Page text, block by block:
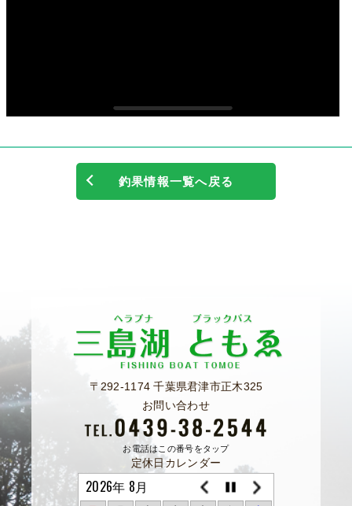
釣果情報一覧へ戻る
〒292-1174 千葉県君津市正木325
お問い合わせ
お電話はこの番号をタップ
定休日カレンダー
2026年 8月